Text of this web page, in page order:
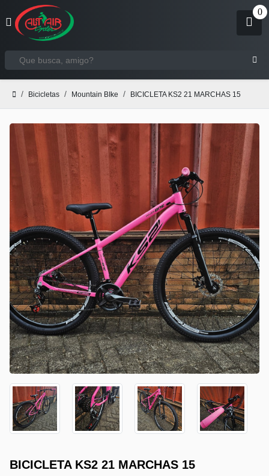
Bicicletas Mountain BIke BICICLETA KS2 21 MARCHAS 15
BICICLETA KS2 21 MARCHAS 15